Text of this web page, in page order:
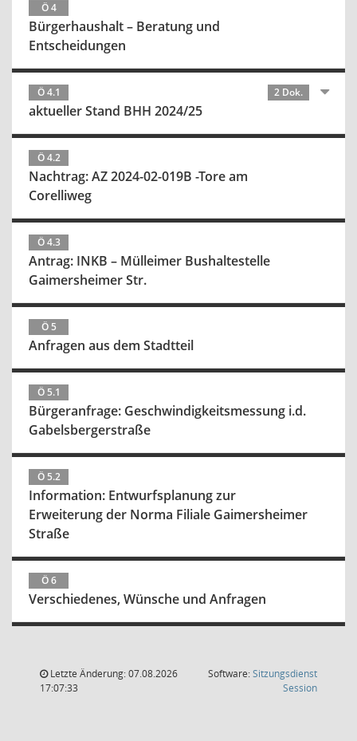
Ö 4
Bürgerhaushalt – Beratung und
Entscheidungen
Ö 4.1 2 Dok.
aktueller Stand BHH 2024/25
Ö 4.2
Nachtrag: AZ 2024-02-019B -Tore am
Corelliweg
Ö 4.3
Antrag: INKB – Mülleimer Bushaltestelle
Gaimersheimer Str.
Ö 5
Anfragen aus dem Stadtteil
Ö 5.1
Bürgeranfrage: Geschwindigkeitsmessung i.d.
Gabelsbergerstraße
Ö 5.2
Information: Entwurfsplanung zur
Erweiterung der Norma Filiale Gaimersheimer
Straße
Ö 6
Verschiedenes, Wünsche und Anfragen
Letzte Änderung: 07.08.2026
17:07:33
Software:Sitzungsdienst
Session(Wird in